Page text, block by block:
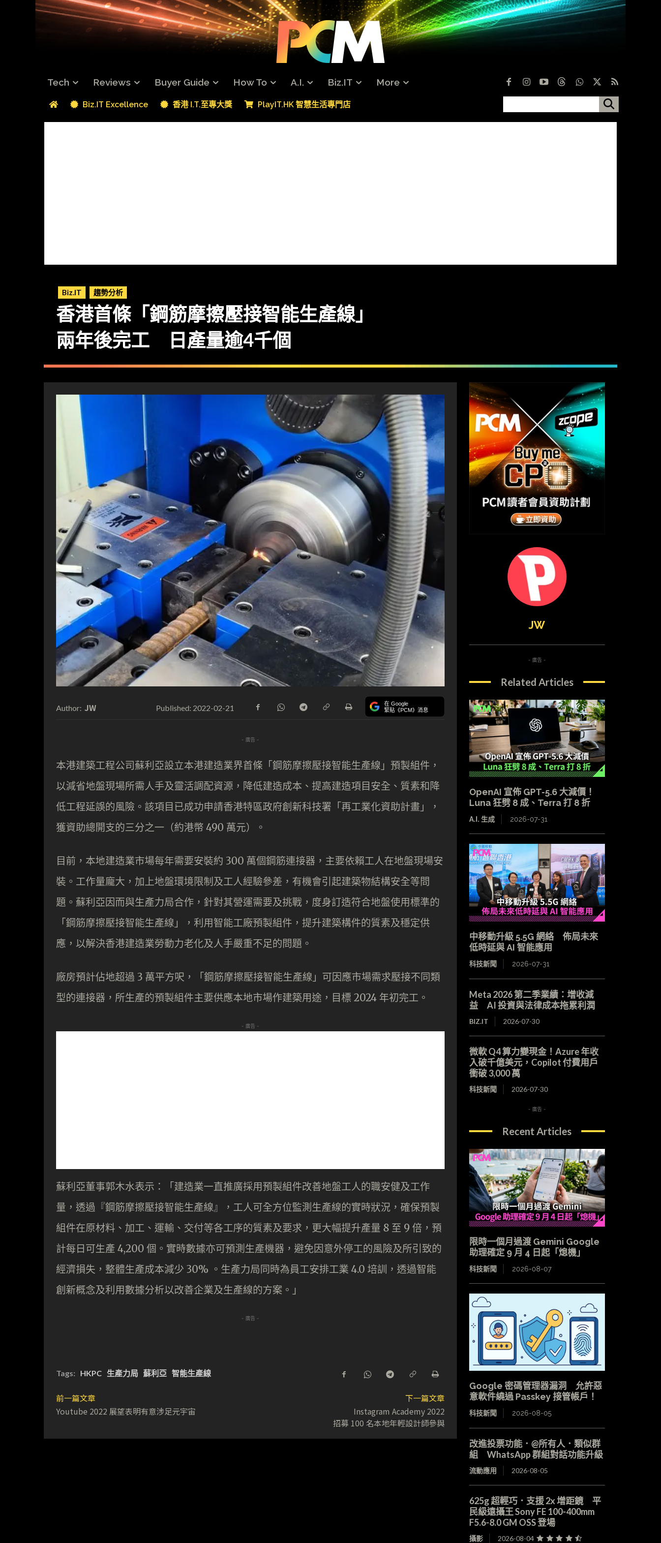
Tech Reviews Buyer Guide How To A.I. Biz.IT More
Biz.IT Excellence 香港 I.T.至專大獎 PlayIT.HK 智慧生活專門店
Biz.IT 趨勢分析
香港首條「鋼筋摩擦壓接智能生產線」
兩年後完工 日產量逾4千個
Author: JW Published: 2022-02-21 在 Google
緊貼《PCM》消息
- 廣告 -
本港建築工程公司蘇利亞設立本港建造業界首條「鋼筋摩擦壓接智能生產線」預製組件，
以減省地盤現場所需人手及靈活調配資源，降低建造成本、提高建造項目安全、質素和降
低工程延誤的風險。該項目已成功申請香港特區政府創新科技署「再工業化資助計畫」，
獲資助總開支的三分之一（約港幣 490 萬元）。
目前，本地建造業市場每年需要安裝約 300 萬個鋼筋連接器，主要依賴工人在地盤現場安
裝。工作量龐大，加上地盤環境限制及工人經驗參差，有機會引起建築物結構安全等問
題。蘇利亞因而與生產力局合作，針對其營運需要及挑戰，度身訂造符合地盤使用標準的
「鋼筋摩擦壓接智能生產線」，利用智能工廠預製組件，提升建築構件的質素及穩定供
應，以解決香港建造業勞動力老化及人手嚴重不足的問題。
廠房預計佔地超過 3 萬平方呎，「鋼筋摩擦壓接智能生產線」可因應市場需求壓接不同類
型的連接器，所生產的預製組件主要供應本地市場作建築用途，目標 2024 年初完工。
- 廣告 -
蘇利亞董事郭木水表示：「建造業一直推廣採用預製組件改善地盤工人的職安健及工作
量，透過『鋼筋摩擦壓接智能生產線』，工人可全方位監測生產線的實時狀況，確保預製
組件在原材料、加工、運輸、交付等各工序的質素及要求，更大幅提升產量 8 至 9 倍，預
計每日可生產 4,200 個。實時數據亦可預測生產機器，避免因意外停工的風險及所引致的
經濟損失，整體生產成本減少 30% 。生產力局同時為員工安排工業 4.0 培訓，透過智能
創新概念及利用數據分析以改善企業及生產線的方案。」
- 廣告 -
Tags: HKPC 生產力局 蘇利亞 智能生產線
前一篇文章
Youtube 2022 展望表明有意涉足元宇宙
下一篇文章
Instagram Academy 2022
招募 100 名本地年輕設計師參與
JW
- 廣告 -
Related Articles
OpenAI 宣佈 GPT-5.6 大減價！
Luna 狂劈 8 成、Terra 打 8 折
A.I. 生成 2026-07-31
中移動升級 5.5G 網絡 佈局未來
低時延與 AI 智能應用
科技新聞 2026-07-31
Meta 2026 第二季業績：增收減
益 AI 投資與法律成本拖累利潤
BIZ.IT 2026-07-30
微軟 Q4 算力變現金！Azure 年收
入破千億美元，Copilot 付費用戶
衝破 3,000 萬
科技新聞 2026-07-30
- 廣告 -
Recent Articles
限時一個月過渡 Gemini Google
助理確定 9 月 4 日起「熄機」
科技新聞 2026-08-07
Google 密碼管理器漏洞 允許惡
意軟件繞過 Passkey 接管帳戶！
科技新聞 2026-08-05
改進投票功能．@所有人．類似群
組 WhatsApp 群組對話功能升級
流動應用 2026-08-05
625g 超輕巧．支援 2x 增距鏡 平
民級遠攝王 Sony FE 100-400mm
F5.6-8.0 GM OSS 登場
攝影 2026-08-04